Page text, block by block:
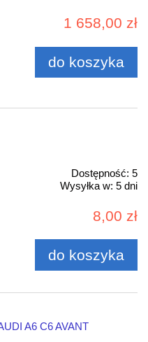
1 658,00 zł
do koszyka
Dostępność: 5
Wysyłka w: 5 dni
8,00 zł
do koszyka
A6 C6 AVANT